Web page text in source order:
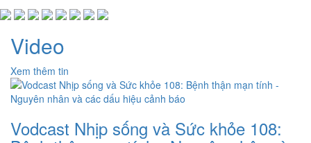
Video
Xem thêm tin
Vodcast Nhịp sống và Sức khỏe 108: